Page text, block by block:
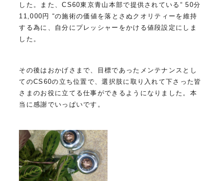
した。また、CS60東京青山本部で提供されている“ 50分
11,000円 “の施術の価値を落とさぬクオリティーを維持
する為に、自分にプレッシャーをかける値段設定にしま
した。
その後はおかげさまで、目標であったメンテナンスとし
てのCS60の立ち位置で、選択肢に取り入れて下さった皆
さまのお役に立てる仕事ができるようになりました。本
当に感謝でいっぱいです。